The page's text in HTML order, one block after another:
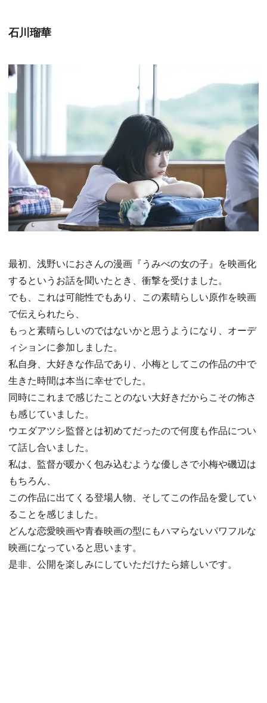
石川瑠華
最初、浅野いにおさんの漫画『うみべの女の子』を映画化
するというお話を聞いたとき、衝撃を受けました。
でも、これは可能性でもあり、この素晴らしい原作を映画
で伝えられたら、
もっと素晴らしいのではないかと思うようになり、オーデ
ィションに参加しました。
私自身、大好きな作品であり、小梅としてこの作品の中で
生きた時間は本当に幸せでした。
同時にこれまで感じたことのない大好きだからこその怖さ
も感じていました。
ウエダアツシ監督とは初めてだったので何度も作品につい
て話し合いました。
私は、監督が暖かく包み込むような優しさで小梅や磯辺は
もちろん、
この作品に出てくる登場人物、そしてこの作品を愛してい
ることを感じました。
どんな恋愛映画や青春映画の型にもハマらないパワフルな
映画になっていると思います。
是非、公開を楽しみにしていただけたら嬉しいです。